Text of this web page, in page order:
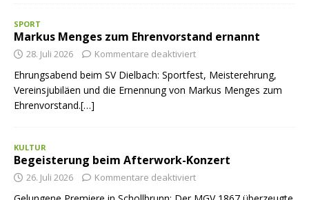
SPORT
Markus Menges zum Ehrenvorstand ernannt
28. Juli 2026 Kommentare deaktiviert
Ehrungsabend beim SV Dielbach: Sportfest, Meisterehrung,
Vereinsjubiläen und die Ernennung von Markus Menges zum
Ehrenvorstand.[…]
KULTUR
Begeisterung beim Afterwork-Konzert
26. Juli 2026 Kommentare deaktiviert